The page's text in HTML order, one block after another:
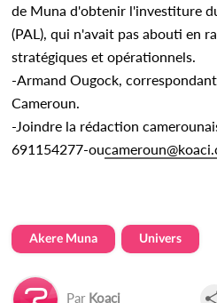
de Muna d'obtenir l'investiture
(PAL), qui n'avait pas abouti en
stratégiques et opérationnels.
-Armand Ougock,
Cameroun.
-Joindre la rédaction
691154277-ou
Akere Muna Univers
Par Koaci